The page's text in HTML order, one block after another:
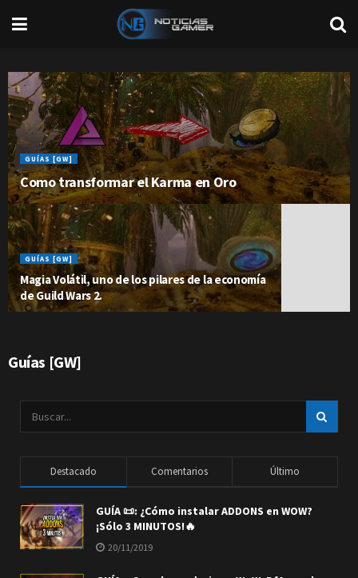
GUÍAS [GW]
Como transformar el Karma en Oro
GUÍAS [GW]
Magia Volátil, uno de los pilares de la economía
de Guild Wars 2.
Guías [GW]
Destacado Comentarios Último
GUÍA 📜: ¿Cómo instalar ADDONS en WOW?
¡Sólo 3 MINUTOS!🔥
20/11/2019